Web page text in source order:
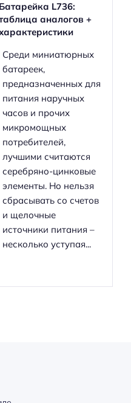
Батарейка L736:
аналогов +
Среди миниатюрных
батареек,
предназначенных для
питания наручных
часов и прочих
микромощных
потребителей,
лучшими считаются
серебряно-цинковые
элементы. Но нельзя
сбрасывать со счетов
и щелочные
источники питания –
несколько уступая...